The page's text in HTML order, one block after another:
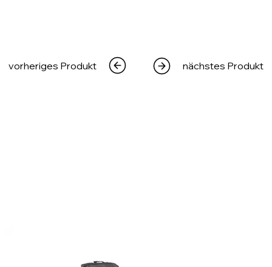
vorheriges Produkt nächstes Produkt